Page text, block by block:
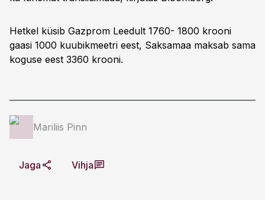
Hetkel küsib Gazprom Leedult 1760- 1800 krooni
gaasi 1000 kuubikmeetri eest, Saksamaa maksab sama
koguse eest 3360 krooni.
Mariliis Pinn
Jaga Vihja